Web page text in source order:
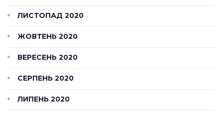
ЛИСТОПАД 2020
ЖОВТЕНЬ 2020
ВЕРЕСЕНЬ 2020
СЕРПЕНЬ 2020
ЛИПЕНЬ 2020